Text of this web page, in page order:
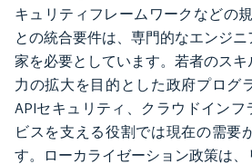
キュリティフレームワークなどの
との統合要件は、専門的なエンジ
家を必要としています。若者のス
力の拡大を目的とした政府プログ
APIセキュリティ、クラウドインフ
ビスを支える役割では現在の需要
す。ローカライゼーション政策は